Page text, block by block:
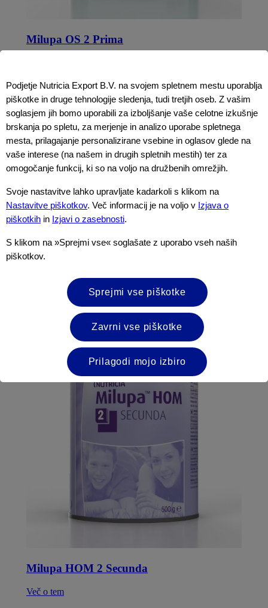
Milupa OS 2 Prima
Milupa GA 2-Prima
Milupa HOM 2 Secunda
Več o tem
Podjetje Nutricia Export B.V. na svojem spletnem mestu uporablja
piškotke in druge tehnologije sledenja, tudi tretjih oseb. Z vašim
soglasjem jih bomo uporabili za izboljšanje vaše celotne izkušnje
brskanja po spletu, za merjenje in analizo uporabe spletnega
mesta, prilagajanje personalizirane vsebine in oglasov glede na
vaše interese (na našem in drugih spletnih mestih) ter za
omogočanje funkcij, ki so na voljo na družbenih omrežjih.
Svoje nastavitve lahko upravljate kadarkoli s klikom na
Nastavitve piškotkov. Več informacij je na voljo v Izjava o
piškotkih in Izjavi o zasebnosti.
S klikom na »Sprejmi vse« soglašate z uporabo vseh naših
piškotkov.
Sprejmi vse piškotke
Zavrni vse piškotke
Prilagodi mojo izbiro